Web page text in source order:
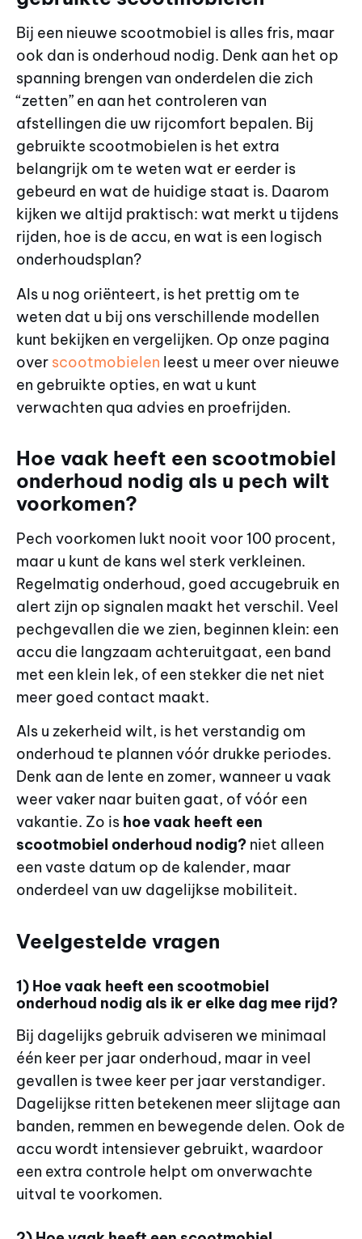
Bij een nieuwe scootmobiel is alles fris, maar
ook dan is onderhoud nodig. Denk aan het op
spanning brengen van onderdelen die zich
“zetten” en aan het controleren van
afstellingen die uw rijcomfort bepalen. Bij
gebruikte scootmobielen is het extra
belangrijk om te weten wat er eerder is
gebeurd en wat de huidige staat is. Daarom
kijken we altijd praktisch: wat merkt u tijdens
rijden, hoe is de accu, en wat is een logisch
onderhoudsplan?
Als u nog oriënteert, is het prettig om te
weten dat u bij ons verschillende modellen
kunt bekijken en vergelijken. Op onze pagina
over scootmobielen leest u meer over nieuwe
en gebruikte opties, en wat u kunt
verwachten qua advies en proefrijden.
Hoe vaak heeft een scootmobiel
onderhoud nodig als u pech wilt
voorkomen?
Pech voorkomen lukt nooit voor 100 procent,
maar u kunt de kans wel sterk verkleinen.
Regelmatig onderhoud, goed accugebruik en
alert zijn op signalen maakt het verschil. Veel
pechgevallen die we zien, beginnen klein: een
accu die langzaam achteruitgaat, een band
met een klein lek, of een stekker die net niet
meer goed contact maakt.
Als u zekerheid wilt, is het verstandig om
onderhoud te plannen vóór drukke periodes.
Denk aan de lente en zomer, wanneer u vaak
weer vaker naar buiten gaat, of vóór een
vakantie. Zo is hoe vaak heeft een
scootmobiel onderhoud nodig? niet alleen
een vaste datum op de kalender, maar
onderdeel van uw dagelijkse mobiliteit.
Veelgestelde vragen
1) Hoe vaak heeft een scootmobiel
onderhoud nodig als ik er elke dag mee rijd?
Bij dagelijks gebruik adviseren we minimaal
één keer per jaar onderhoud, maar in veel
gevallen is twee keer per jaar verstandiger.
Dagelijkse ritten betekenen meer slijtage aan
banden, remmen en bewegende delen. Ook de
accu wordt intensiever gebruikt, waardoor
een extra controle helpt om onverwachte
uitval te voorkomen.